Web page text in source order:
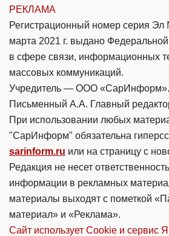
РЕКЛАМА
Регистрационный номер серия
марта 2021 г. выдано
в сфере связи, информационных
массовых коммуникаций.
Учредитель — ООО
Письменный А.А. Главный
При использовании любых
"СарИнформ" обязательна
sarinform.ru или на страницу с
Редакция не несет
информации в рекламных
материалы выходят с пометкой
материал» и «Реклама».
Сайт использует Cookie и сервиc